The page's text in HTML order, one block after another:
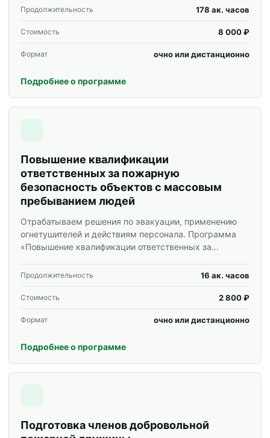
групп.
Продолжительность 178 ак. часов
Стоимость 8 000 ₽
Формат очно или дистанционно
Подробнее о программе
Повышение квалификации
ответственных за пожарную
безопасность объектов с массовым
пребыванием людей
Отрабатываем решения по эвакуации, применению
огнетушителей и действиям персонала. Программа
«Повышение квалификации ответственных за
пребыванием людей» для специалистов и
корпоративных групп.
Продолжительность 16 ак. часов
Стоимость 2 800 ₽
Формат очно или дистанционно
Подробнее о программе
Подготовка членов добровольной